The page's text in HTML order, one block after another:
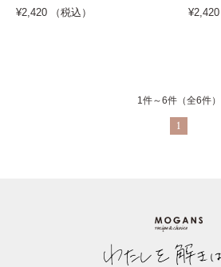
¥2,420 （税込） ¥2,420
1件～6件（全6件）
1